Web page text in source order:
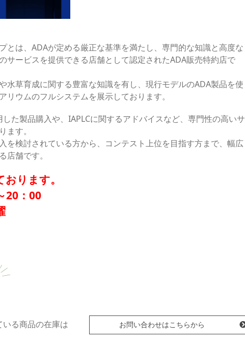
とは、ADAが定める厳正な基準を満たし、専門的な知識と高度な
サービスを提供できる店舗として認定されたADA販売特約店で
水草育成に関する豊富な知識を有し、現行モデルのADA製品を使
リウムのフルシステムを展示しております。
した製品購入や、IAPLCに関するアドバイスなど、専門性の高いサ
ます。
を検討されている方から、コンテスト上位を目指す方まで、幅広
店舗です。
ります。
20：00
る商品の在庫は
お問い合わせはこちらから